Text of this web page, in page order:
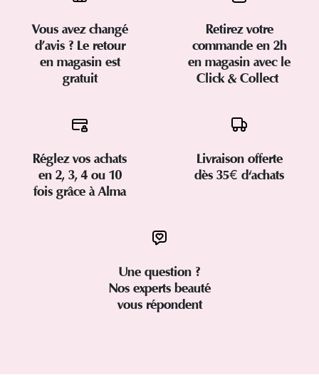
Vous avez changé
d’avis ? Le retour
en magasin est
gratuit
Retirez votre
commande en 2h
en magasin avec le
Click & Collect
Réglez vos achats
en 2, 3, 4 ou 10
fois grâce à Alma
Livraison offerte
dès 35€ d'achats
Une question ?
Nos experts beauté
vous répondent